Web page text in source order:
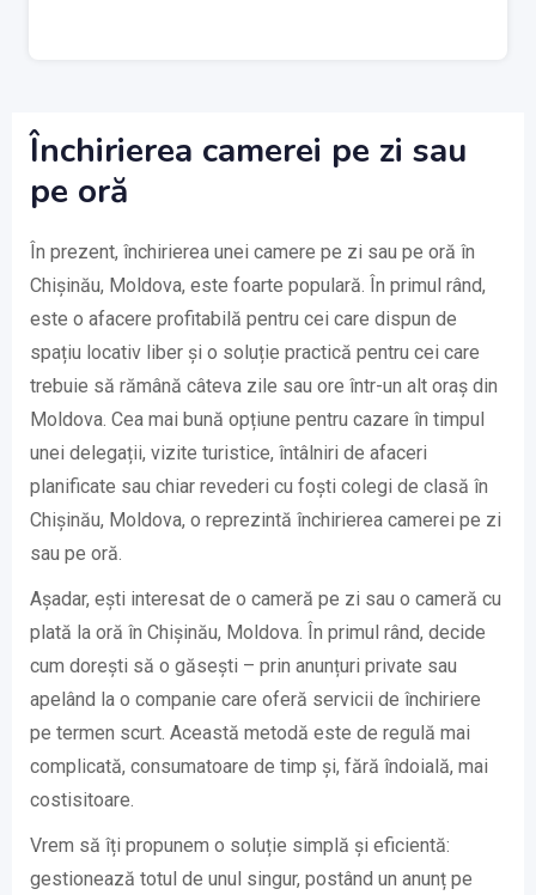
Închirierea camerei pe zi sau
pe oră
În prezent, închirierea unei camere pe zi sau pe oră în
Chișinău, Moldova, este foarte populară. În primul rând,
este o afacere profitabilă pentru cei care dispun de
spațiu locativ liber și o soluție practică pentru cei care
trebuie să rămână câteva zile sau ore într-un alt oraș din
Moldova. Cea mai bună opțiune pentru cazare în timpul
unei delegații, vizite turistice, întâlniri de afaceri
planificate sau chiar revederi cu foști colegi de clasă în
Chișinău, Moldova, o reprezintă închirierea camerei pe zi
sau pe oră.
Așadar, ești interesat de o cameră pe zi sau o cameră cu
plată la oră în Chișinău, Moldova. În primul rând, decide
cum dorești să o găsești – prin anunțuri private sau
apelând la o companie care oferă servicii de închiriere
pe termen scurt. Această metodă este de regulă mai
complicată, consumatoare de timp și, fără îndoială, mai
costisitoare.
Vrem să îți propunem o soluție simplă și eficientă:
gestionează totul de unul singur, postând un anunț pe